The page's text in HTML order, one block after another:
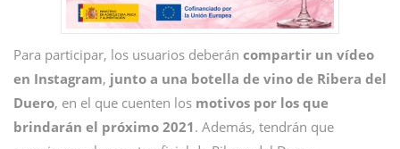
Para participar, los usuarios deberán compartir un vídeo
en Instagram, junto a una botella de vino de Ribera del
Duero, en el que cuenten los motivos por los que
brindarán el próximo 2021 . Además, tendrán que